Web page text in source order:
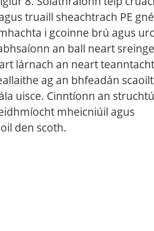
truaill sheachtrach PE
i gcoinne brú agus
an ball neart
lárnach an neart
ag an bhfeadán
uisce. Cinntíonn an
mheicniúil agus
​​​​den scoth.